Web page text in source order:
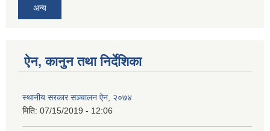
अन्य
ऐन, कानुन तथा निर्देशिका
स्थानीय सरकार सञ्चालन ऐन, २०७४
मिति: 07/15/2019 - 12:06